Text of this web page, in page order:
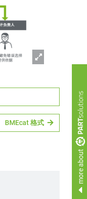
more about
BMEcat 格式